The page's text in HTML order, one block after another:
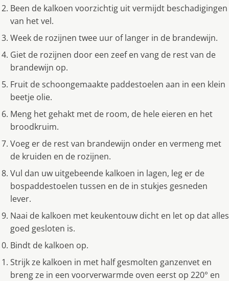
Been de kalkoen voorzichtig uit vermijdt beschadigingen
van het vel.
Week de rozijnen twee uur of langer in de brandewijn.
Giet de rozijnen door een zeef en vang de rest van de
brandewijn op.
Fruit de schoongemaakte paddestoelen aan in een klein
beetje olie.
Meng het gehakt met de room, de hele eieren en het
broodkruim.
Voeg er de rest van brandewijn onder en vermeng met
de kruiden en de rozijnen.
Vul dan uw uitgebeende kalkoen in lagen, leg er de
bospaddestoelen tussen en de in stukjes gesneden
lever.
Naai de kalkoen met keukentouw dicht en let op dat alles
goed gesloten is.
Bindt de kalkoen op.
Strijk ze kalkoen in met half gesmolten ganzenvet en
breng ze in een voorverwarmde oven eerst op 220° en